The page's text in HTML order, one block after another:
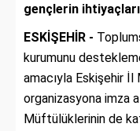
gençlerin
ESKİŞEHİR -
kurumunu
amacıyla Eskişehir
organizasyona imza
Müftülüklerinin de